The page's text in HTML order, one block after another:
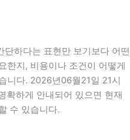
하다는 표현만 보기보다 어떤
한지, 비용이나 조건이 어떻게
니다. 2026년06월21일 21시
확하게 안내되어 있으면 현재
수 있습니다.